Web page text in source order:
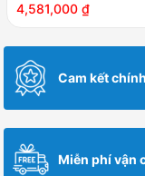
4,581,000 ₫
Cam kết
Miễn phí vận